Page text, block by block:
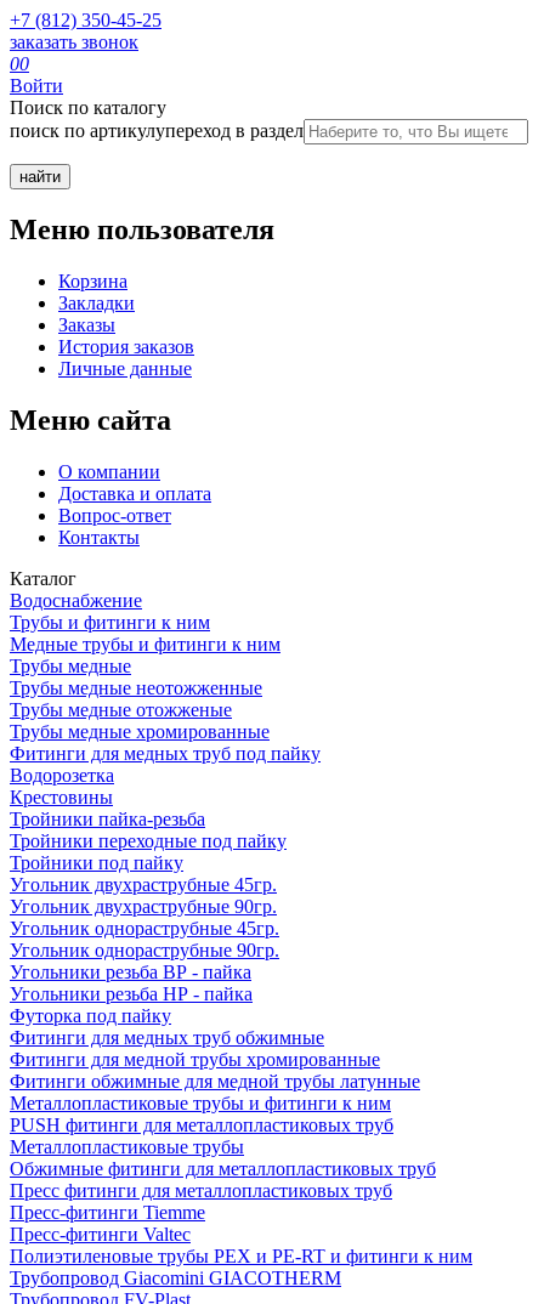
+7 (812) 350-45-25
заказать звонок
00
Войти
Поиск по каталогу
поиск по артикулупереход в раздел
Меню пользователя
Корзина
Закладки
Заказы
История заказов
Личные данные
Меню сайта
О компании
Доставка и оплата
Вопрос-ответ
Контакты
Каталог
Водоснабжение
Трубы и фитинги к ним
Медные трубы и фитинги к ним
Трубы медные
Трубы медные неотожженные
Трубы медные отожженые
Трубы медные хромированные
Фитинги для медных труб под пайку
Водорозетка
Крестовины
Тройники пайка-резьба
Тройники переходные под пайку
Тройники под пайку
Угольник двухраструбные 45гр.
Угольник двухраструбные 90гр.
Угольник однораструбные 45гр.
Угольник однораструбные 90гр.
Угольники резьба ВР - пайка
Угольники резьба НР - пайка
Футорка под пайку
Фитинги для медных труб обжимные
Фитинги для медной трубы хромированные
Фитинги обжимные для медной трубы латунные
Металлопластиковые трубы и фитинги к ним
PUSH фитинги для металлопластиковых труб
Металлопластиковые трубы
Обжимные фитинги для металлопластиковых труб
Пресс фитинги для металлопластиковых труб
Пресс-фитинги Tiemme
Пресс-фитинги Valtec
Полиэтиленовые трубы PEX и PE-RT и фитинги к ним
Трубопровод Giacomini GIACOTHERM
Трубопровод FV-Plast